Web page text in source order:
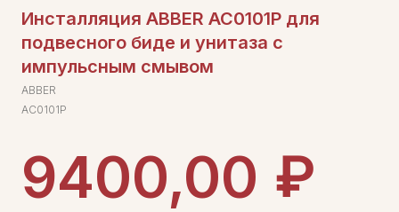
Инсталляция ABBER AC0101P для
подвесного биде и унитаза с
импульсным смывом
ABBER
AC0101P
9400,00 ₽